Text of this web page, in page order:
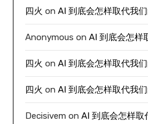
四火 onAI 到底会怎样取代我
Anonymous onAI 到底会怎样
四火 onAI 到底会怎样取代我
四火 onAI 到底会怎样取代我
Decisivem onAI 到底会怎样取